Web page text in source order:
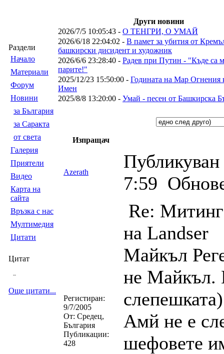
Раздели
Началo
Материали
Форум
Новини
за България
за Саракта
от света
Галерия
Приятели
Видео
Карта на
сайта
Връзка с нас
Мултимедия
Цитати
Цитат
--
Още цитати...
Други новини
2026/7/5 10:05:43 - О ТЕНГРИ, О УМАЙ
2026/6/18 22:04:02 - В памет за убития от
башкирски дисидент и художник
2026/6/6 23:28:40 - Радев при Путин - "Къде са
парите!"
2025/12/23 15:50:00 - Годината на Мар Огнения
Имен
2025/8/8 13:20:00 - Умай - песен от Башкирска
Изпращач
Azerath
7:59
Регистиран:
9/7/2005
От: Средец,
България
Публикации:
428
Re: Митинг
на Landser
Майкъл
не Майкъл.
слепешката)
Амй не е
шефовете